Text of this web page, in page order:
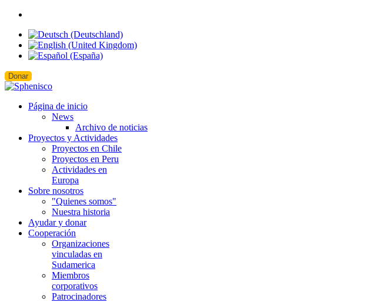
Donar
Página de inicio
News
Archivo de noticias
Proyectos y Actividades
Proyectos en Chile
Proyectos en Peru
Actividades en
Europa
Sobre nosotros
"Quienes somos"
Nuestra historia
Ayudar y donar
Cooperación
Organizaciones
vinculadas en
Sudamerica
Miembros
corporativos
Patrocinadores